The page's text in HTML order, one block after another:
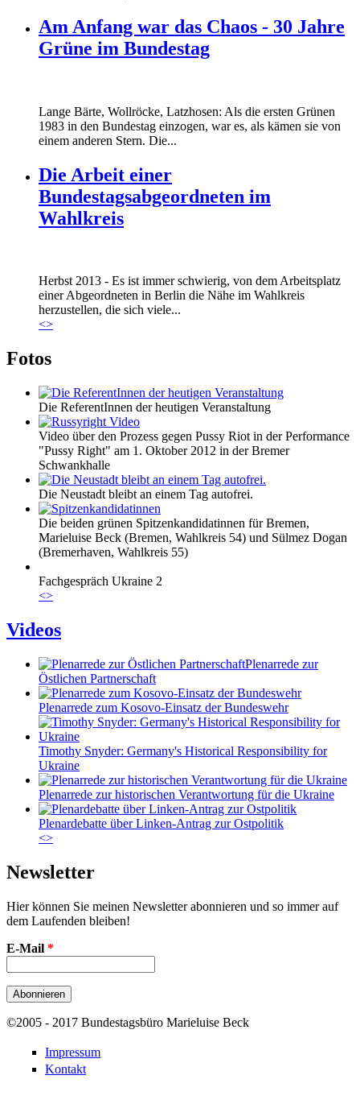
Am Anfang war das Chaos - 30 Jahre
Grüne im Bundestag
Lange Bärte, Wollröcke, Latzhosen: Als die ersten Grünen
1983 in den Bundestag einzogen, war es, als kämen sie von
einem anderen Stern. Die...
Die Arbeit einer
Bundestagsabgeordneten im
Wahlkreis
Marie_und_Wahlkreis.jpg
Marie_und_Wahlkreis.jpg
Herbst 2013 - Es ist immer schwierig, von dem Arbeitsplatz
einer Abgeordneten in Berlin die Nähe im Wahlkreis
herzustellen, die sich viele...
<>
Fotos
Die ReferentInnen der heutigen Veranstaltung
Video über den Prozess gegen Pussy Riot in der Performance
"Pussy Right" am 1. Oktober 2012 in der Bremer
Schwankhalle
Die Neustadt bleibt an einem Tag autofrei.
Die beiden grünen Spitzenkandidatinnen für Bremen,
Marieluise Beck (Bremen, Wahlkreis 54) und Sülmez Dogan
(Bremerhaven, Wahlkreis 55)
Fachgespräch Ukraine 2
<>
Videos
Plenarrede zur
Östlichen Partnerschaft
Plenarrede zum Kosovo-Einsatz der Bundeswehr
Timothy Snyder: Germany's Historical Responsibility for
Ukraine
Plenarrede zur historischen Verantwortung für die Ukraine
Plenardebatte über Linken-Antrag zur Ostpolitik
<>
Newsletter
Hier können Sie meinen Newsletter abonnieren und so immer auf
dem Laufenden bleiben!
E-Mail *
©2005 - 2017 Bundestagsbüro Marieluise Beck
Impressum
Kontakt